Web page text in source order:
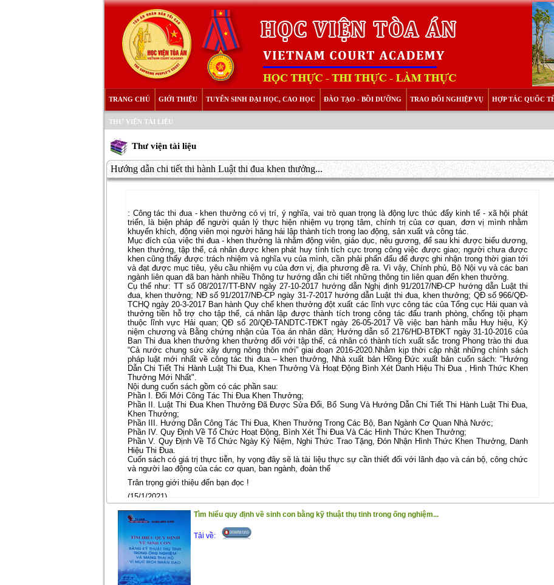
TRANG CHỦ GIỚI THIỆU TUYỂN SINH ĐẠI HỌC, CAO HỌC ĐÀO TẠO - BỒI DƯỠNG TRAO ĐỔI NGHIỆP VỤ HỢP TÁC QUỐC
THƯ VIỆN TÀI LIỆU
Thư viện tài liệu
Hướng dẫn chi tiết thi hành Luật thi đua khen thưởng...
: Công tác thi đua - khen thưởng có vị trí, ý nghĩa, vai trò quan trọng là động lực thúc đẩy kinh tế - xã hội phát
triển, là biện pháp để người quản lý thực hiện nhiệm vụ trọng tâm, chính trị của cơ quan, đơn vị mình nhằm
khuyến khích, động viên mọi người hăng hái lập thành tích trong lao động, sản xuất và công tác.
Mục đích của việc thi đua - khen thưởng là nhằm động viên, giáo dục, nêu gương, để sau khi được biểu dương,
khen thưởng, tập thể, cá nhân được khen phát huy tính tích cực trong công việc được giao; người chưa được
khen cũng thấy được trách nhiệm và nghĩa vụ của mình, cần phải phấn đấu để được ghi nhận trong thời gian tới
và đạt được mục tiêu, yêu cầu nhiệm vụ của đơn vị, địa phương đề ra. Vì vậy, Chính phủ, Bộ Nội vụ và các ban
ngành liên quan đã ban hành nhiều Thông tư hướng dẫn chi tiết những thông tin liên quan đến khen thưởng.
Cụ thể như: TT số 08/2017/TT-BNV ngày 27-10-2017 hướng dẫn Nghị định 91/2017/NĐ-CP hướng dẫn Luật thi
đua, khen thưởng; NĐ số 91/2017/NĐ-CP ngày 31-7-2017 hướng dẫn Luật thi đua, khen thưởng; QĐ số 966/QĐ-
TCHQ ngày 20-3-2017 Ban hành Quy chế khen thưởng đột xuất các lĩnh vực công tác của Tổng cục Hải quan và
thưởng tiền hỗ trợ cho tập thể, cá nhân lập được thành tích trong công tác đấu tranh phòng, chống tội phạm
thuộc lĩnh vực Hải quan; QĐ số 20/QĐ-TANDTC-TĐKT ngày 26-05-2017 Về việc ban hành mẫu Huy hiệu, Kỷ
niệm chương và Bằng chứng nhận của Tòa án nhân dân; Hướng dẫn số 2176/HD-BTĐKT ngày 31-10-2016 của
Ban Thi đua khen thưởng khen thưởng đối với tập thể, cá nhân có thành tích xuất sắc trong Phong trào thi đua
“Cả nước chung sức xây dựng nông thôn mới” giai đoạn 2016-2020.Nhằm kịp thời cập nhật những chính sách
pháp luật mới nhất về công tác thi đua – khen thưởng, Nhà xuất bản Hồng Đức xuất bản cuốn sách: "Hướng
Dẫn Chi Tiết Thi Hành Luật Thi Đua, Khen Thưởng Và Hoạt Động Bình Xét Danh Hiệu Thi Đua , Hình Thức Khen
Thưởng Mới Nhất".
Nội dung cuốn sách gồm có các phần sau:
Phần I. Đổi Mới Công Tác Thi Đua Khen Thưởng;
Phần II. Luật Thi Đua Khen Thưởng Đã Được Sửa Đổi, Bổ Sung Và Hướng Dẫn Chi Tiết Thi Hành Luật Thi Đua,
Khen Thưởng;
Phần III. Hướng Dẫn Công Tác Thi Đua, Khen Thưởng Trong Các Bộ, Ban Ngành Cơ Quan Nhà Nước;
Phần IV. Quy Định Về Tổ Chức Hoạt Động, Bình Xét Thi Đua Và Các Hình Thức Khen Thưởng;
Phần V. Quy Định Về Tổ Chức Ngày Kỷ Niệm, Nghi Thức Trao Tặng, Đón Nhận Hình Thức Khen Thưởng, Danh
Hiệu Thi Đua.
Cuốn sách có giá trị thực tiễn, hy vọng đây sẽ là tài liệu thực sự cần thiết đối với lãnh đạo và cán bộ, công chức
và người lao động của các cơ quan, ban ngành, đoàn thể
Trân trọng giới thiệu đến bạn đọc !
(15/1/2021)
Tìm hiểu quy định về sinh con bằng kỹ thuật thụ tinh trong ống nghiệm...
Tải về: